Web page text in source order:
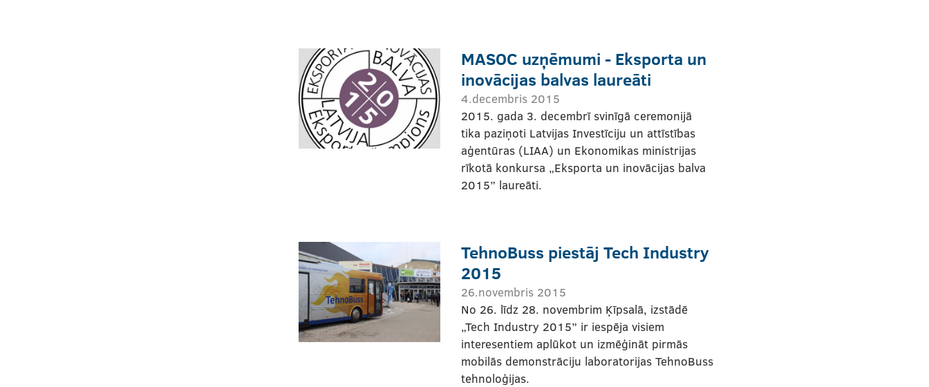
MASOC uzņēmumi - Eksporta un
inovācijas balvas laureāti
4.decembris 2015
2015. gada 3. decembrī svinīgā ceremonijā
tika paziņoti Latvijas Investīciju un attīstības
aģentūras (LIAA) un Ekonomikas ministrijas
rīkotā konkursa „Eksporta un inovācijas balva
2015” laureāti.
TehnoBuss piestāj Tech Industry
2015
26.novembris 2015
No 26. līdz 28. novembrim Ķīpsalā, izstādē
„Tech Industry 2015” ir iespēja visiem
interesentiem aplūkot un izmēģināt pirmās
mobilās demonstrāciju laboratorijas TehnoBuss
tehnoloģijas.